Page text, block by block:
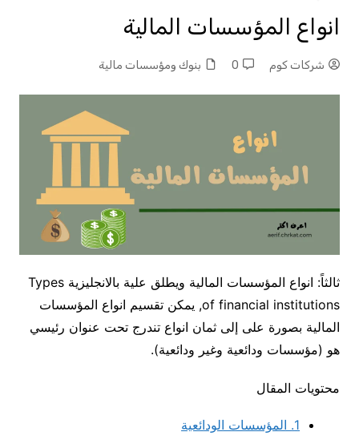
انواع المؤسسات المالية
شركات كوم 0 بنوك ومؤسسات مالية
ثالثاً: انواع المؤسسات المالية ويطلق علية بالانجليزية Types
of financial institutions, يمكن تقسيم انواع المؤسسات
المالية بصورة على إلى ثمان انواع تندرج تحت عنوان رئيسي
هو (مؤسسات ودائعية وغير ودائعية).
محتويات المقال
1. المؤسسات الودائعية